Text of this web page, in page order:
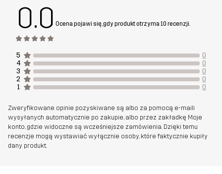
0.0 Ocena pojawi się, gdy produkt otrzyma 10 recenzji.
5
0
4
0
3
0
2
0
1
0
Zweryfikowane opinie pozyskiwane są albo za pomocą e-maili
wysyłanych automatycznie po zakupie, albo przez zakładkę Moje
konto, gdzie widoczne są wcześniejsze zamówienia. Dzięki temu
recenzje mogą wystawiać wyłącznie osoby, które faktycznie kupiły
dany produkt.